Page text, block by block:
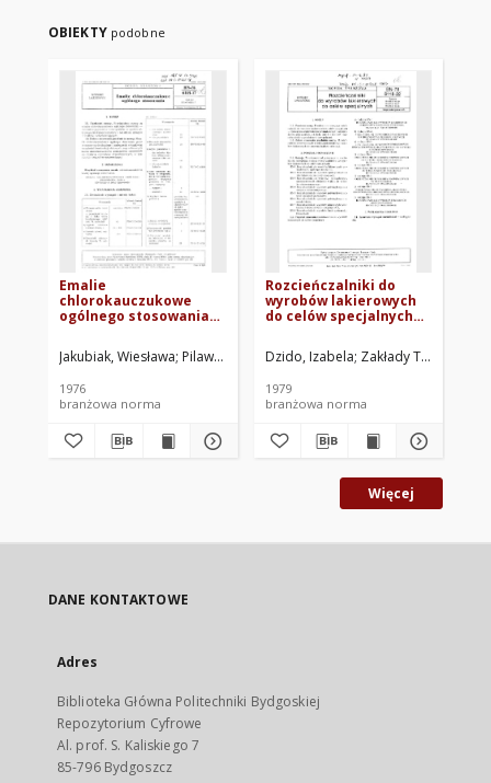
OBIEKTY podobne
Emalie
chlorokauczukowe
ogólnego stosowania
Jakubiak, Wiesława Pilawskie Zakłady Farb i Lakierów. Oprac.
1976
branżowa norma
Rozcieńczalniki do
wyrobów lakierowych
do celów specjalnych
Dzido, Izabela Zakłady Tworzyw i
1979
branżowa norma
Więcej
DANE KONTAKTOWE
Adres
Biblioteka Główna Politechniki Bydgoskiej
Repozytorium Cyfrowe
Al. prof. S. Kaliskiego 7
85-796 Bydgoszcz